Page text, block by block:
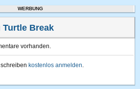
WERBUNG
Turtle Break
vorhanden.
kostenlos anmelden.